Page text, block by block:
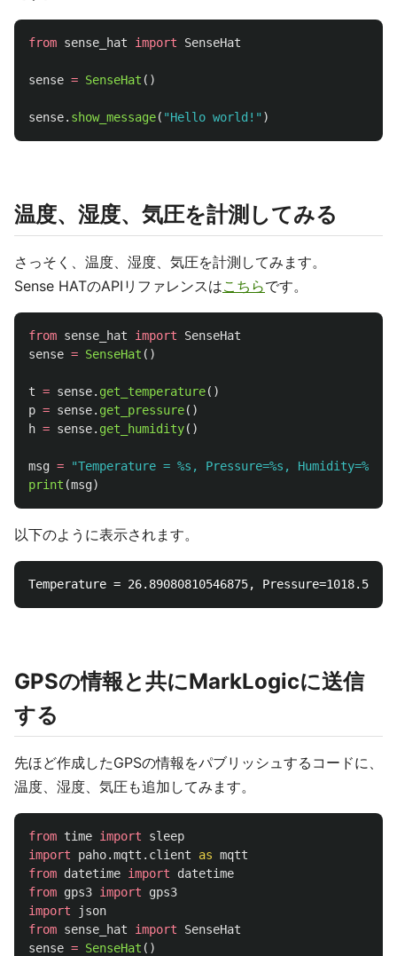
from sense_hat import SenseHat
sense = SenseHat ()
sense. show_message( "Hello world! " )
温度、湿度、気圧を計測してみる
さっそく、温度、湿度、気圧を計測してみます。
Sense HATのAPIリファレンスはこちらです。
from sense_hat import
SenseHat
sense = SenseHat ()
t = sense. get_temperature()
p = sense. get_pressure()
h = sense. get_humidity()
msg = "Temperature = %s, Pressure=%s, Humidity=%s
print (msg)
以下のように表示されます。
GPSの情報と共にMarkLogicに送信
する
先ほど作成したGPSの情報をパブリッシュするコードに、
温度、湿度、気圧も追加してみます。
from time import
sleep
import
paho.mqtt.client as mqtt
from datetime import
datetime
from gps3 import
gps3
import
json
from sense_hat import
SenseHat
sense = SenseHat ()